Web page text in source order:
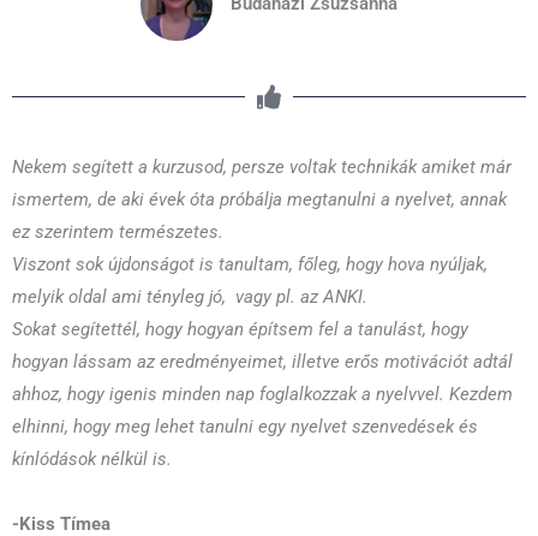
Nekem segített a kurzusod, persze voltak technikák amiket már
ismertem, de aki évek óta próbálja megtanulni a nyelvet, annak
ez szerintem természetes.
Viszont sok újdonságot is tanultam, főleg, hogy hova nyúljak,
melyik oldal ami tényleg jó, vagy pl. az ANKI.
Sokat segítettél, hogy hogyan építsem fel a tanulást, hogy
hogyan lássam az eredményeimet, illetve erős motivációt adtál
ahhoz, hogy igenis minden nap foglalkozzak a nyelvvel. Kezdem
elhinni, hogy meg lehet tanulni egy nyelvet szenvedések és
kínlódások nélkül is.
-Kiss Tímea